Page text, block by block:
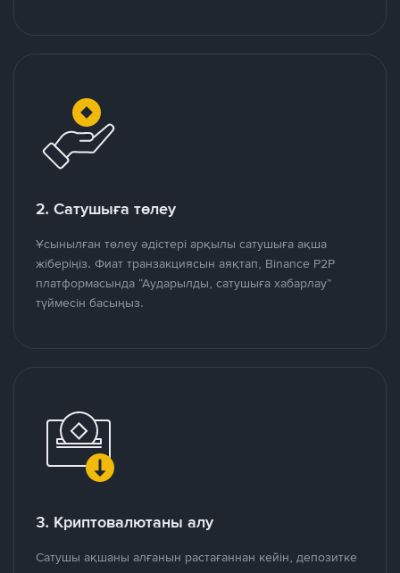
2. Сатушыға төлеу
Ұсынылған төлеу әдістері арқылы сатушыға ақша
жіберіңіз. Фиат транзакциясын аяқтап, Binance P2P
платформасында “Аударылды, сатушыға хабарлау”
түймесін басыңыз.
3. Криптовалютаны алу
Сатушы ақшаны алғанын растағаннан кейін, депозитке